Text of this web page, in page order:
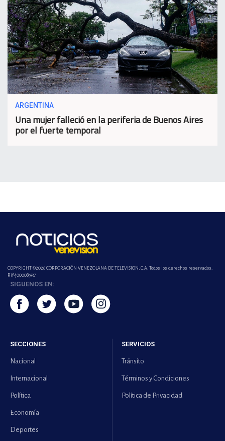
ARGENTINA
Una mujer falleció en la periferia de Buenos Aires
por el fuerte temporal
COPYRIGHT ©2026 CORPORACIÓN VENEZOLANA DE TELEVISION, C.A. Todos los derechos reservados.
Rif-j000089337
SIGUENOS EN:
SECCIONES
Nacional
Internacional
Política
Economía
Deportes
SERVICIOS
Tránsito
Términos y Condiciones
Política de Privacidad